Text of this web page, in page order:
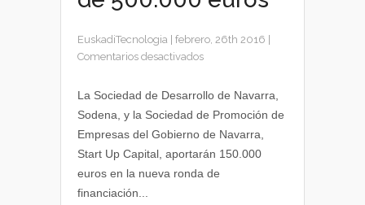
EuskadiTecnologia febrero, 26th 2016
Comentarios desactivadosen
recibe
financiación
de
500.000
La Sociedad de Desarrollo de Navarra,
Sodena, y la Sociedad de Promoción de
Empresas del Gobierno de Navarra,
Start Up Capital, aportarán 150.000
euros en la nueva ronda de
financiación...